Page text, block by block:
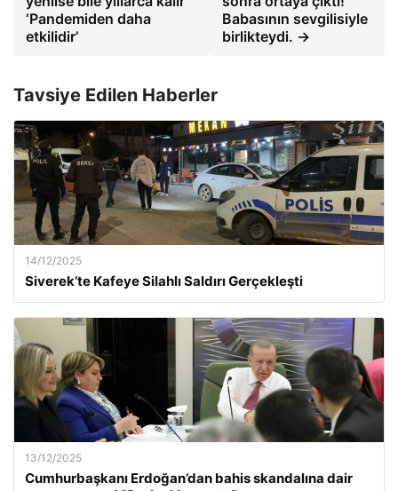
‘Pandemiden daha
etkilidir’
Babasının sevgilisiyle
birlikteydi. →
Tavsiye Edilen Haberler
14/12/2025
Siverek’te Kafeye Silahlı Saldırı Gerçekleşti
13/12/2025
Cumhurbaşkanı Erdoğan’dan bahis skandalına dair